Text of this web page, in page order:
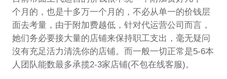
个月的，也是十多万一个月的，不必从单一的价钱层
面去考量，由于附加费越低，针对代运营公司而言，
她们务必要接大量的店铺来保持职工支出，毫无疑问
沒有充足活力清洗你的店铺。而一般一切正常是5-6本
人团队能数最多承揽2-3家店铺(不包在线客服)。